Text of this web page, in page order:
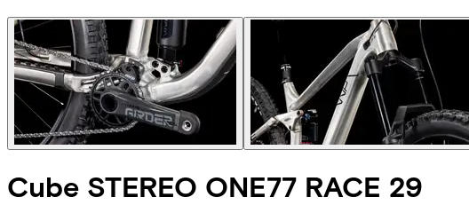
Cube STEREO ONE77 RACE 29